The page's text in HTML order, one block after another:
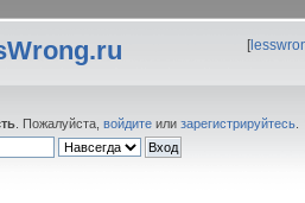
[
. Пожалуйста, войдите или зарегистрируйтесь